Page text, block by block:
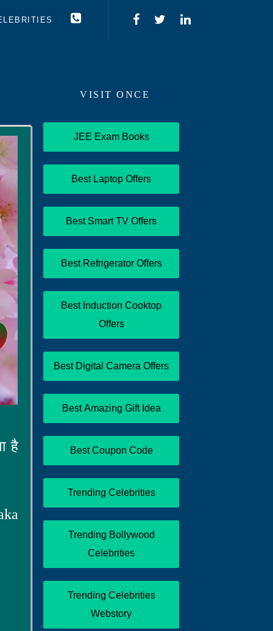
है
VISIT ONCE
JEE Exam Books
Best Laptop Offers
Best Smart TV Offers
Best Refrigerator Offers
Best Induction Cooktop
Offers
Best Digital Camera Offers
Best Amazing Gift Idea
Best Coupon Code
Trending Celebrities
Trending Bollywood
Celebrities
Trending Celebrities
Webstory